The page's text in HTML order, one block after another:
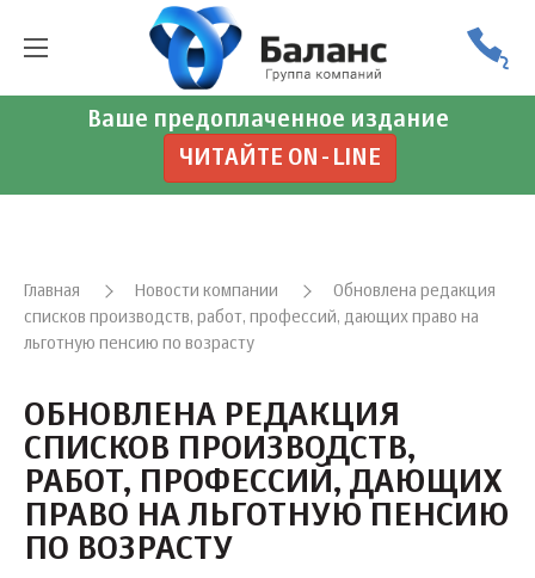
Ваше предоплаченное издание
ЧИТАЙТЕ ON-LINE
Главная Новости компании
Обновлена редакция
списков производств, работ, профессий, дающих право на
льготную пенсию по возрасту
ОБНОВЛЕНА РЕДАКЦИЯ
СПИСКОВ ПРОИЗВОДСТВ,
РАБОТ, ПРОФЕССИЙ, ДАЮЩИХ
ПРАВО НА ЛЬГОТНУЮ ПЕНСИЮ
ПО ВОЗРАСТУ